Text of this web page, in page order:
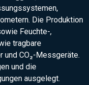
Die Produktion
Feuchte-,
tragbare
und CO₂-Messgeräte.
und die
ausgelegt.